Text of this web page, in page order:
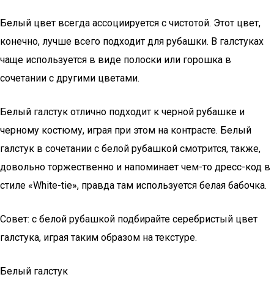
Белый цвет всегда ассоциируется с чистотой. Этот цвет,
конечно, лучше всего подходит для рубашки. В галстуках
чаще используется в виде полоски или горошка в
сочетании с другими цветами.
Белый галстук отлично подходит к черной рубашке и
черному костюму, играя при этом на контрасте. Белый
галстук в сочетании с белой рубашкой смотрится, также,
довольно торжественно и напоминает чем-то дресс-код в
стиле «White-tie», правда там используется белая бабочка.
Совет: с белой рубашкой подбирайте серебристый цвет
галстука, играя таким образом на текстуре.
Белый галстук